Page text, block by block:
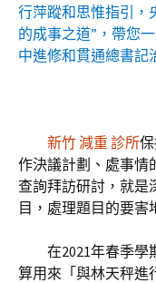
行萍蹤和思惟指引，
的成事之道”，帶您
中進修和貫通總書記
新竹 減重 診所
作決議計劃、處事情
查詢拜訪研討，就是
目，處理題目的要害
在2021年春季
算用來「與林天秤進